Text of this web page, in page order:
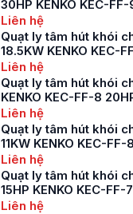
30HP KENKO KEC-FF-
Liên hệ
Quạt ly tâm hút khói
18.5KW KENKO KEC-
Liên hệ
Quạt ly tâm hút khói
KENKO KEC-FF-8
Liên hệ
Quạt ly tâm hút khói
11KW KENKO KEC-FF-8
Liên hệ
Quạt ly tâm hút khói
15HP KENKO KEC-FF-7
Liên hệ